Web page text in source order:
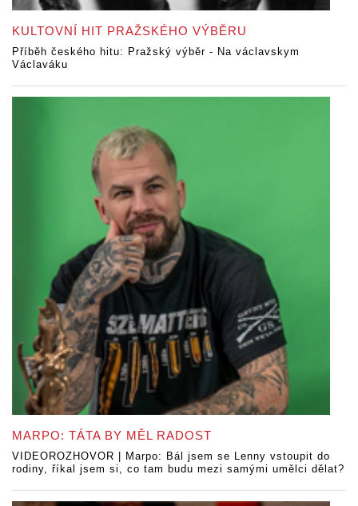
KULTOVNÍ HIT PRAŽSKÉHO VÝBĚRU
Příběh českého hitu: Pražský výběr - Na václavskym
Václaváku
MARPO: TÁTA BY MĚL RADOST
VIDEOROZHOVOR | Marpo: Bál jsem se Lenny vstoupit do
rodiny, říkal jsem si, co tam budu mezi samými umělci dělat?